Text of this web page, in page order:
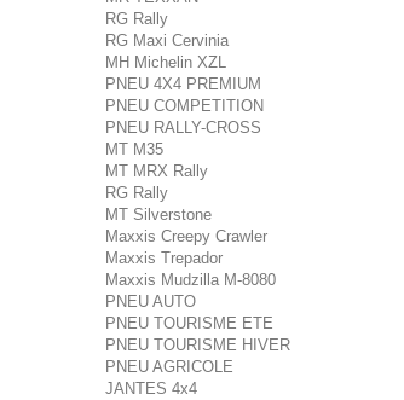
RG Rally
RG Maxi Cervinia
MH Michelin XZL
PNEU 4X4 PREMIUM
PNEU COMPETITION
PNEU RALLY-CROSS
MT M35
MT MRX Rally
RG Rally
MT Silverstone
Maxxis Creepy Crawler
Maxxis Trepador
Maxxis Mudzilla M-8080
PNEU AUTO
PNEU TOURISME ETE
PNEU TOURISME HIVER
PNEU AGRICOLE
JANTES 4x4